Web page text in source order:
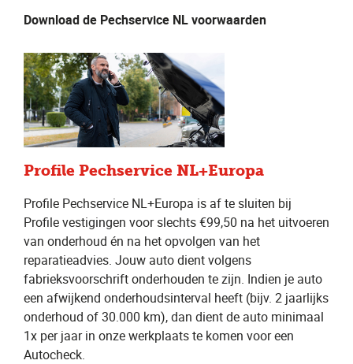
Download de Pechservice NL voorwaarden
Profile Pechservice NL+Europa
Profile Pechservice NL+Europa is af te sluiten bij
Profile vestigingen voor slechts €99,50 na het uitvoeren
van onderhoud én na het opvolgen van het
reparatieadvies. Jouw auto dient volgens
fabrieksvoorschrift onderhouden te zijn. Indien je auto
een afwijkend onderhoudsinterval heeft (bijv. 2 jaarlijks
onderhoud of 30.000 km), dan dient de auto minimaal
1x per jaar in onze werkplaats te komen voor een
Autocheck.